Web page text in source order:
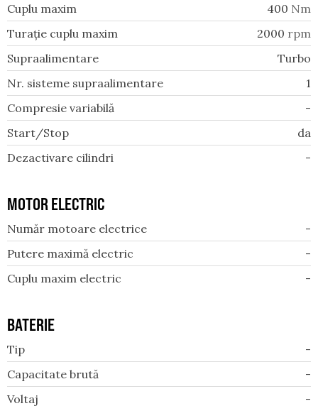
Cuplu maxim
400 Nm
Turație cuplu maxim
2000 rpm
Supraalimentare
Turbo
Nr. sisteme supraalimentare
1
Compresie variabilă
-
Start/Stop
da
Dezactivare cilindri
-
MOTOR ELECTRIC
Număr motoare electrice
-
Putere maximă electric
-
Cuplu maxim electric
-
BATERIE
Tip
-
Capacitate brută
-
Voltaj
-